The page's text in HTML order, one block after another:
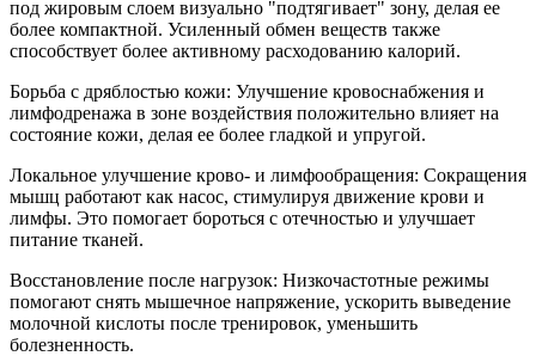
под жировым слоем визуально "подтягивает" зону, делая ее
более компактной. Усиленный обмен веществ также
способствует более активному расходованию калорий.
Борьба с дряблостью кожи: Улучшение кровоснабжения и
лимфодренажа в зоне воздействия положительно влияет на
состояние кожи, делая ее более гладкой и упругой.
Локальное улучшение крово- и лимфообращения: Сокращения
мышц работают как насос, стимулируя движение крови и
лимфы. Это помогает бороться с отечностью и улучшает
питание тканей.
Восстановление после нагрузок: Низкочастотные режимы
помогают снять мышечное напряжение, ускорить выведение
молочной кислоты после тренировок, уменьшить
болезненность.